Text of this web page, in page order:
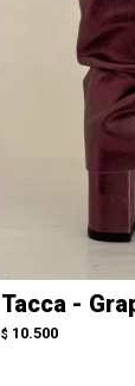
Tacca -
$ 10.500